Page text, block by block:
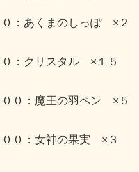
０：あくまのしっぽ ×２
０：クリスタル ×１５
００：魔王の羽ペン ×５
００：女神の果実 ×３